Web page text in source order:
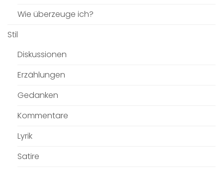
Wie überzeuge ich?
Stil
Diskussionen
Erzählungen
Gedanken
Kommentare
Lyrik
Satire